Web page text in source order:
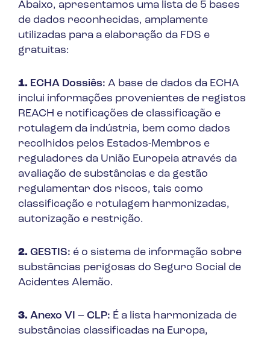
Abaixo, apresentamos uma lista de 5 bases
de dados reconhecidas, amplamente
utilizadas para a elaboração da FDS e
gratuitas:
1. ECHA Dossiês: A base de dados da ECHA
inclui informações provenientes de registos
REACH e notificações de classificação e
rotulagem da indústria, bem como dados
recolhidos pelos Estados-Membros e
reguladores da União Europeia através da
avaliação de substâncias e da gestão
regulamentar dos riscos, tais como
classificação e rotulagem harmonizadas,
autorização e restrição.
2. GESTIS: é o sistema de informação sobre
substâncias perigosas do Seguro Social de
Acidentes Alemão.
3. Anexo VI – CLP: É a lista harmonizada de
substâncias classificadas na Europa,